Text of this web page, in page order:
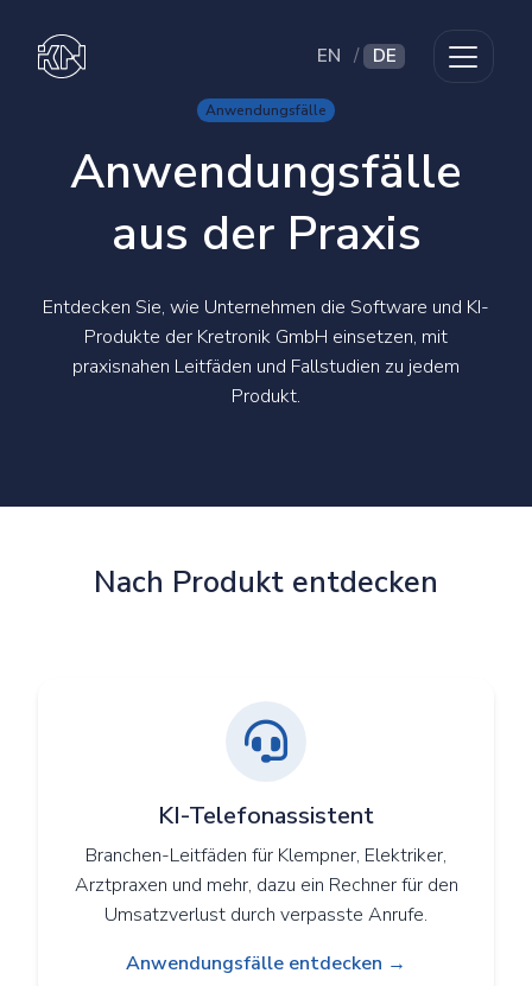
EN / DE
Anwendungsfälle
Anwendungsfälle
aus der Praxis
Entdecken Sie, wie Unternehmen die Software und KI-
Produkte der Kretronik GmbH einsetzen, mit
praxisnahen Leitfäden und Fallstudien zu jedem
Produkt.
Nach Produkt entdecken
KI-Telefonassistent
Branchen-Leitfäden für Klempner, Elektriker,
Arztpraxen und mehr, dazu ein Rechner für den
Umsatzverlust durch verpasste Anrufe.
Anwendungsfälle entdecken →